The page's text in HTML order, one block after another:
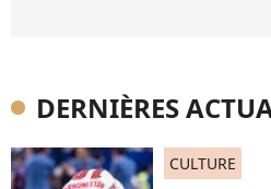
DERNIÈRES
CULTURE